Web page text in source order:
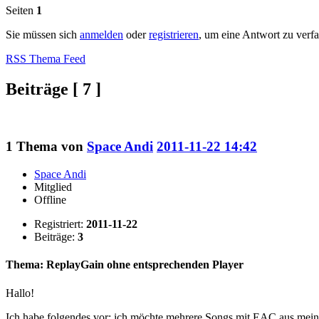
Seiten 1
Sie müssen sich anmelden oderregistrieren, um eine Antwort zu
RSS Thema Feed
Beiträge [ 7 ]
1 Thema von Space Andi 2011-11-22 14:42
Space Andi
Mitglied
Offline
Registriert: 2011-11-22
Beiträge: 3
Thema: ReplayGain ohne entsprechenden Player
Hallo!